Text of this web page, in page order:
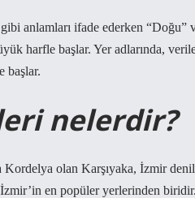
anlamları ifade ederken
harfle başlar. Yer adlarında,
başlar.
nelerdir?
Kordelya olan Karşıyaka, İzmir
İzmir’in en popüler yerlerinden